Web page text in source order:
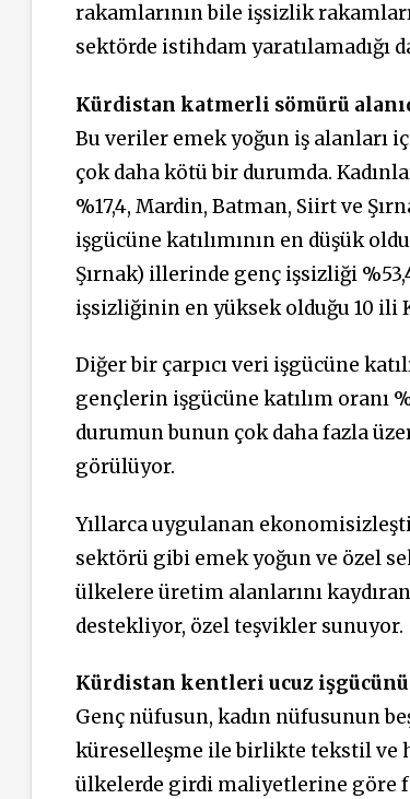
rakamlarının bile işsizlik
sektörde istihdam yaratılamadığı
Kürdistan katmerli sömürü
Bu veriler emek yoğun iş alanları
çok daha kötü bir durumda.
%17,4, Mardin, Batman, Siirt ve
işgücüne katılımının en düşük
Şırnak) illerinde genç işsizliği
işsizliğinin en yüksek olduğu 10
Diğer bir çarpıcı veri işgücüne
gençlerin işgücüne katılım oranı
durumun bunun çok daha fazla
görülüyor.
Yıllarca uygulanan
sektörü gibi emek yoğun ve özel
ülkelere üretim alanlarını
destekliyor, özel teşvikler sunuyor.
Kürdistan kentleri ucuz
Genç nüfusun, kadın nüfusunun
küreselleşme ile birlikte tekstil ve
ülkelerde girdi maliyetlerine göre